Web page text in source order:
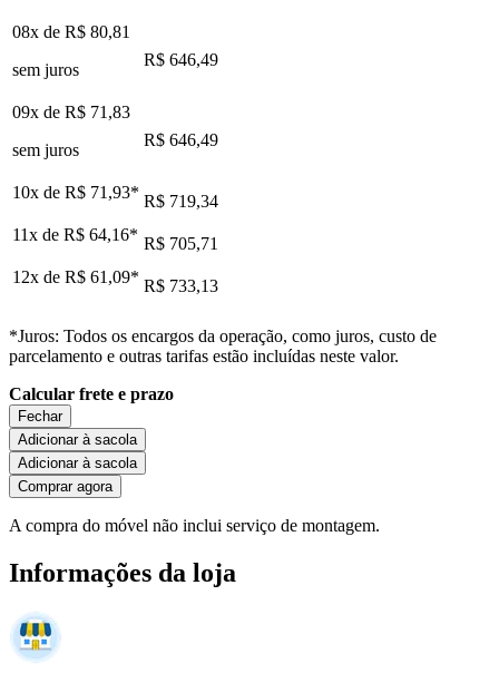
08x de R$ 80,81
sem juros
R$ 646,49
09x de R$ 71,83
sem juros
R$ 646,49
10x de R$ 71,93* R$ 719,34
11x de R$ 64,16* R$ 705,71
12x de R$ 61,09* R$ 733,13
*Juros: Todos os encargos da operação, como juros, custo de
parcelamento e outras tarifas estão incluídas neste valor.
Calcular frete e prazo
Fechar
Adicionar à sacola
Adicionar à sacola
Comprar agora
A compra do móvel não inclui serviço de montagem.
Informações da loja